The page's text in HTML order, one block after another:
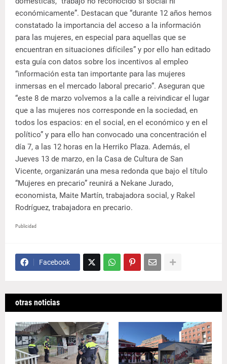
económicamente”. Destacan que “durante 12 años hemos
constatado la importancia del acceso a la información
para las mujeres, en especial para aquellas que se
encuentran en situaciones difíciles” y por ello han editado
esta guía con datos sobre los incentivos al empleo
“información esta tan importante para las mujeres
inmersas en el mercado laboral precario”. Aseguran que
“este 8 de marzo volvemos a la calle a reivindicar el lugar
que a las mujeres nos corresponde en la sociedad, en
todos los espacios: en el social, en el económico y en el
político” y para ello han convocado una concentración el
día 7, a las 12 horas en la Herriko Plaza. Además, el
Jueves 13 de marzo, en la Casa de Cultura de San
Vicente, organizarán una mesa redonda que bajo el título
“Mujeres en precario” reunirá a Nekane Jurado,
economista, Maite Martín, trabajadora social, y Rakel
Rodríguez, trabajadora en precario.
Publicidad
Facebook
otras noticias